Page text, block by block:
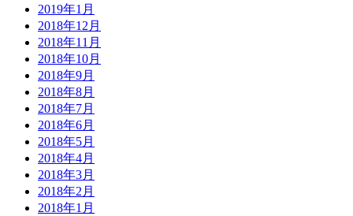
2019年1月
2018年12月
2018年11月
2018年10月
2018年9月
2018年8月
2018年7月
2018年6月
2018年5月
2018年4月
2018年3月
2018年2月
2018年1月